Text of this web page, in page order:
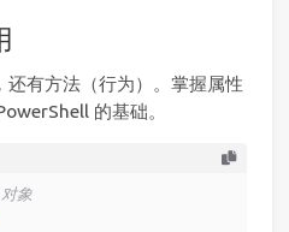
还有方法（行为）。掌握属性
的基础。
象